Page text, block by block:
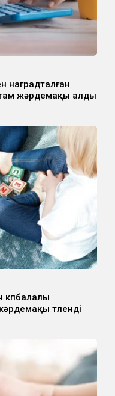
наградталған
жәрдемақы алды
төленді